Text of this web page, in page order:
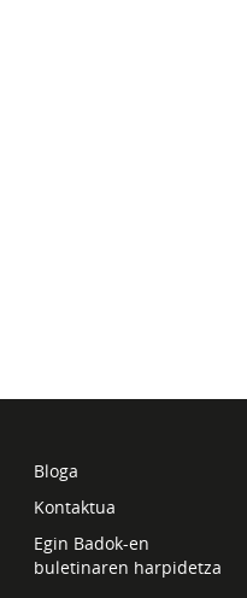
Bloga
Kontaktua
Egin Badok-en
buletinaren harpidetza